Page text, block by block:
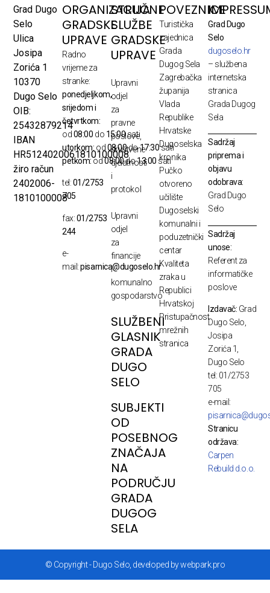
Grad Dugo
Selo
Ulica
Josipa
Zorića 1
10370
Dugo Selo
OIB:
25432879214
IBAN
HR5124020061810100008
žiro račun
2402006-
1810100008
ORGANIZACIJA
GRADSKE
UPRAVE
Radno
vrijeme za
stranke:
ponedjeljkom,
srijedom i
četvrtkom:
od08:00 do 15:00sati
utorkom: od08:00do17:30sati
petkom:od08:00do13:00 sati
tel:01/2753
705
fax:01/2753
244
e-
mail:pisarnica@dugoselo.hr
STRUČNE
SLUŽBE
GRADSKE
UPRAVE
Upravni
odjel
za
pravne
poslove,
društvene
djelatnosti
i
protokol
Upravni
odjel
za
financije
i
komunalno
gospodarstvo
SLUŽBENI
GLASNIK
GRADA
DUGO
SELO
SUBJEKTI
OD
POSEBNOG
ZNAČAJA
NA
PODRUČJU
GRADA
DUGOG
SELA
POVEZNICE
Turistička
zajednica
Grada
Dugog Sela
Zagrebačka
županija
Vlada
Republike
Hrvatske
Dugoselska
kronika
Pučko
otvoreno
učilište
Dugoselski
komunalni i
poduzetnički
centar
Kvaliteta
zraka u
Republici
Hrvatskoj
Pristupačnost
mrežnih
stranica
Grad Dugo
Selo
dugoselo.hr
– službena
internetska
stranica
Grada Dugog
Sela
Sadržaj
priprema i
objavu
odobrava:
Grad Dugo
Selo
Sadržaj
unose:
Referent za
informatičke
poslove
Izdavač: Grad
Dugo Selo,
Josipa
Zorića 1,
Dugo Selo
tel: 01/2753
705
e-mail:
Stranicu
održava:
Carpen
Rebuild d.o.o.
© Copyright - Dugo Selo, developed by webpark.pro